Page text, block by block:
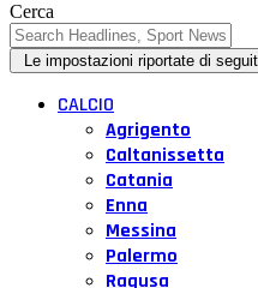
Cerca
CALCIO
Agrigento
Caltanissetta
Catania
Enna
Messina
Palermo
Ragusa